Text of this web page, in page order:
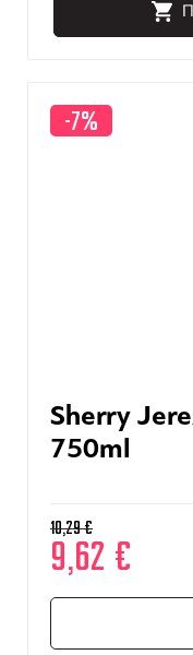
-7%
Sherry
750ml
10,29€
9,62 €